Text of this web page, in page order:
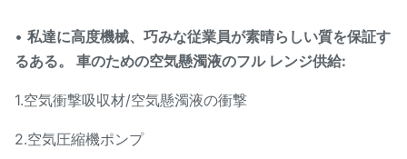
• 私達に高度機械、巧みな従業員が素晴らしい質を保証す
るある。 車のための空気懸濁液のフル レンジ供給:
1.空気衝撃吸収材/空気懸濁液の衝撃
2.空気圧縮機ポンプ